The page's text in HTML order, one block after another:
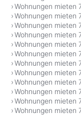
Wohnungen mieten
Wohnungen mieten
Wohnungen mieten
Wohnungen mieten
Wohnungen mieten
Wohnungen mieten
Wohnungen
Wohnungen mieten
Wohnungen mieten
Wohnungen mieten
Wohnungen mieten
Wohnungen mieten